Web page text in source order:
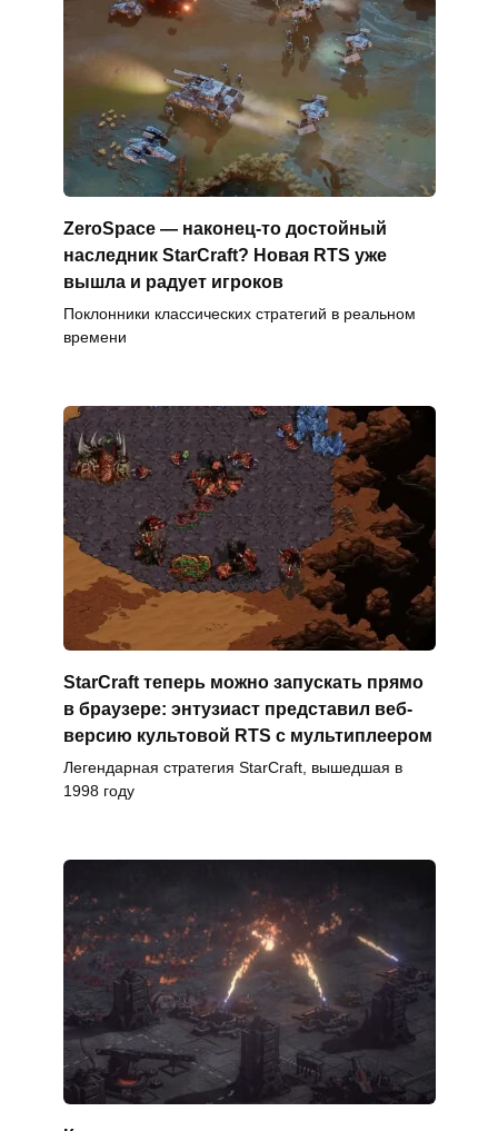
ZeroSpace — наконец-то достойный
наследник StarCraft? Новая RTS уже
вышла и радует игроков
Поклонники классических стратегий в реальном
времени
StarCraft теперь можно запускать прямо
в браузере: энтузиаст представил веб-
версию культовой RTS с мультиплеером
Легендарная стратегия StarCraft, вышедшая в
1998 году